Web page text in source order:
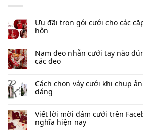
Ưu đãi trọn gói cưới cho các
hôn
Nam đeo nhẫn cưới tay nào
các đeo
Cách chọn váy cưới khi chụp
dáng
Viết lời mời đám cưới trên
nghĩa hiện nay